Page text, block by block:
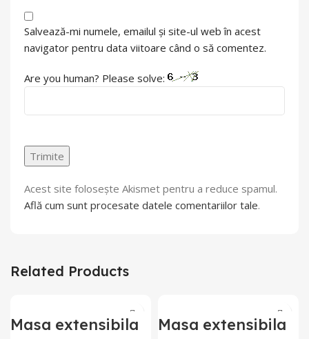
Salvează-mi numele, emailul și site-ul web în acest
navigator pentru data viitoare când o să comentez.
Are you human? Please solve:
Acest site folosește Akismet pentru a reduce spamul.
Află cum sunt procesate datele comentariilor tale.
Related Products
Masa extensibila Masa extensibila